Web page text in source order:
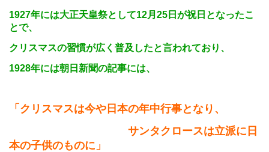
1927年には大正天皇祭として12月 25 日が祝日となったこ
とで、
クリスマスの習慣が広く普及したと言われており、
1928年には朝日新聞の記事には、
「クリスマスは今や日本の年中行事となり、
サンタクロースは立派に日
本の子供のものに」